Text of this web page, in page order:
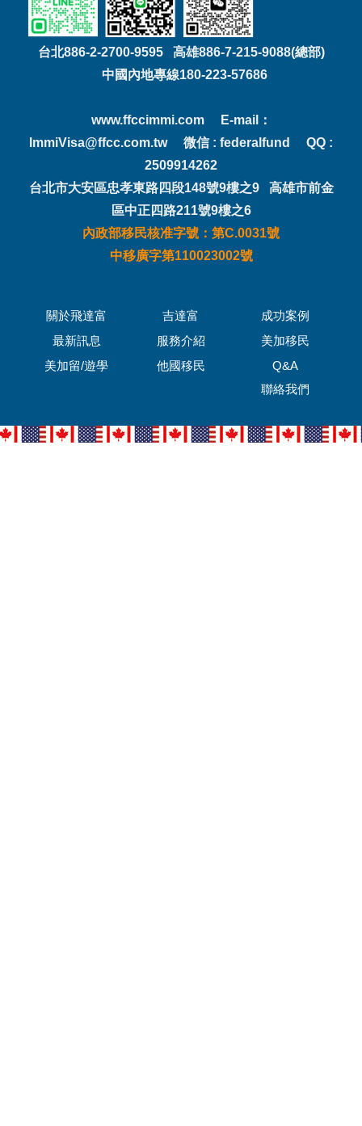
台北886-2-2700-9595 高雄886-7-215-9088(總部)
中國內地專線180-223-57686
www.ffccimmi.com E-mail：
ImmiVisa@ffcc.com.tw 微信 : federalfund QQ :
2509914262
台北市大安區忠孝東路四段148號9樓之9 高雄市前金
區中正四路211號9樓之6
內政部移民核准字號：第C.0031號
中移廣字第110023002號
關於飛達富 吉達富
成功案例
最新訊息
服務介紹
美加移民
美加留/遊學
他國移民
Q&A
聯絡我們